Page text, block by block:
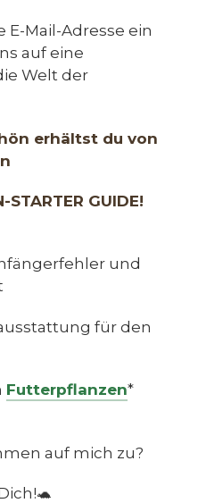
E-Mail-Adresse ein
auf eine
Welt der
erhältst du von
STARTER GUIDE!
und
für den
Futterpflanzen*
auf mich zu?